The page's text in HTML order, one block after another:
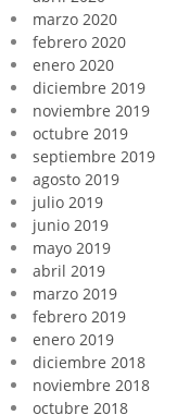
marzo 2020
febrero 2020
enero 2020
diciembre 2019
noviembre 2019
octubre 2019
septiembre 2019
agosto 2019
julio 2019
junio 2019
mayo 2019
abril 2019
marzo 2019
febrero 2019
enero 2019
diciembre 2018
noviembre 2018
octubre 2018